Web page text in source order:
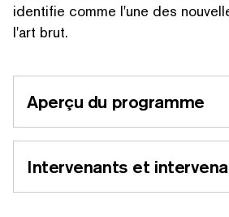
identifie comme l'une des
l'art brut.
Aperçu du programme
Inter­venants et